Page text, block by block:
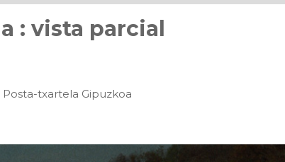
: vista parcial
txartela Gipuzkoa